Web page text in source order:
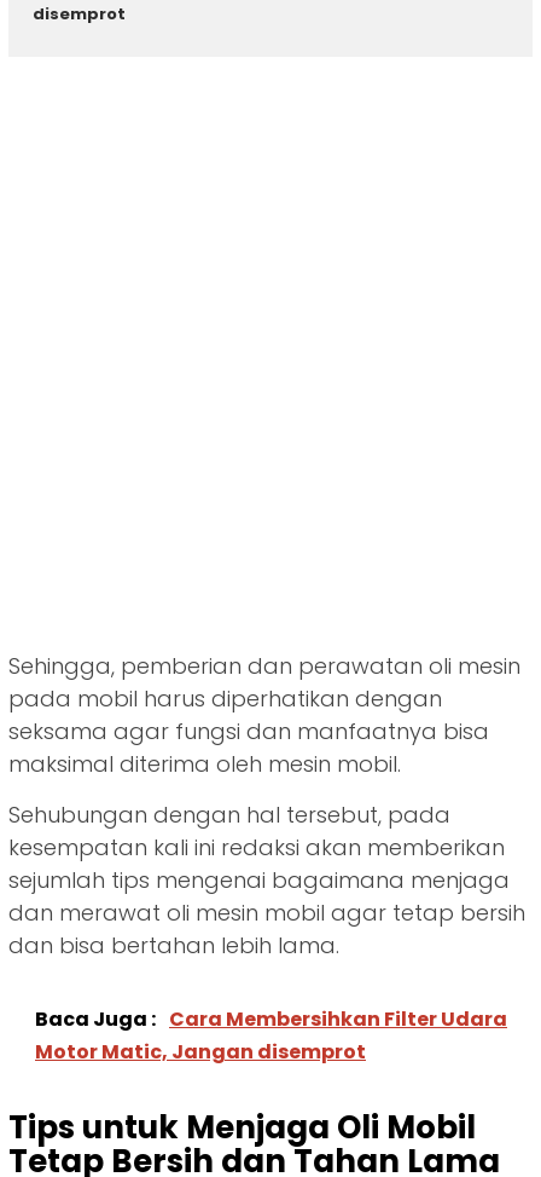
disemprot
Sehingga, pemberian dan perawatan oli mesin
pada mobil harus diperhatikan dengan
seksama agar fungsi dan manfaatnya bisa
maksimal diterima oleh mesin mobil.
Sehubungan dengan hal tersebut, pada
kesempatan kali ini redaksi akan memberikan
sejumlah tips mengenai bagaimana menjaga
dan merawat oli mesin mobil agar tetap bersih
dan bisa bertahan lebih lama.
Baca Juga : Cara Membersihkan Filter Udara
Motor Matic, Jangan disemprot
Tips untuk Menjaga Oli Mobil
Tetap Bersih dan Tahan Lama